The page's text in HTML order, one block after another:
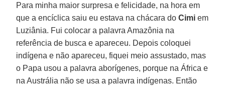
Para minha maior surpresa e felicidade, na hora em
que a encíclica saiu eu estava na chácara doCimi em
Luziânia. Fui colocar a palavra Amazônia na
referência de busca e apareceu. Depois coloquei
indígena e não apareceu, fiquei meio assustado, mas
o Papa usou a palavra aborígenes, porque na África e
na Austrália não se usa a palavra indígenas. Então